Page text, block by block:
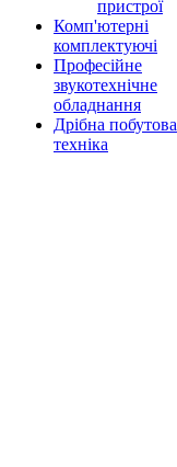
пристрої
Комп'ютерні
комплектуючі
Професійне
звукотехнічне
обладнання
Дрібна побутова
техніка